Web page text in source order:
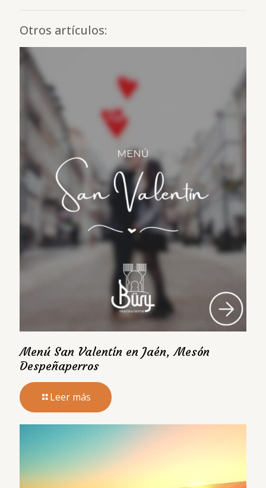
Otros artículos:
Menú San Valentín en Jaén, Mesón
Despeñaperros
Leer más